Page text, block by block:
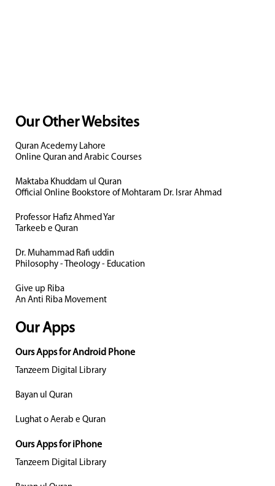
Our Other Websites
Quran Acedemy Lahore
Online Quran and Arabic Courses
Maktaba Khuddam ul Quran
Official Online Bookstore of Mohtaram Dr. Israr Ahmad
Professor Hafiz Ahmed Yar
Tarkeeb e Quran
Dr. Muhammad Rafi uddin
Philosophy - Theology - Education
Give up Riba
An Anti Riba Movement
Our Apps
Ours Apps for Android Phone
Tanzeem Digital Library
Bayan ul Quran
Lughat o Aerab e Quran
Ours Apps for iPhone
Tanzeem Digital Library